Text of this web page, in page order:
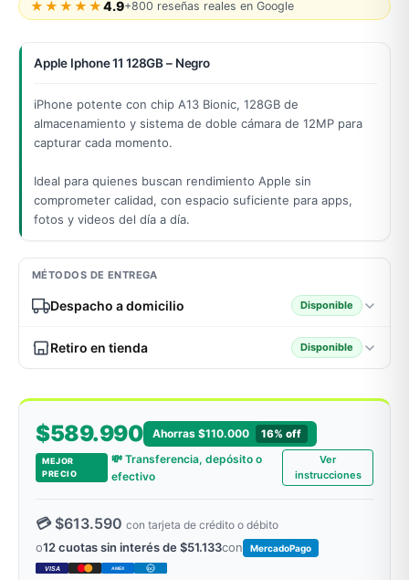
→
★★★★★4.9+800 reseñas reales en Google
Apple Iphone 11 128GB – Negro
iPhone potente con chip A13 Bionic, 128GB de
almacenamiento y sistema de doble cámara de 12MP para
capturar cada momento.
Ideal para quienes buscan rendimiento Apple sin
comprometer calidad, con espacio suficiente para apps,
fotos y videos del día a día.
MÉTODOS DE ENTREGA
Despacho a domicilio Disponible
Retiro en tienda Disponible
$589.990 Ahorras $110.000 16% off
MEJOR
PRECIO
💸 Transferencia, depósito o
efectivo
Ver
instrucciones
💳 $613.590 con tarjeta de crédito o débito
o12 cuotas sin interés de $51.133con MercadoPago
VISA AMEX DC